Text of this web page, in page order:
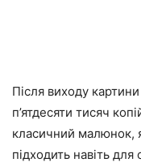
Після виходу
п’ятдесяти тисяч
класичний малюнок,
підходить навіть